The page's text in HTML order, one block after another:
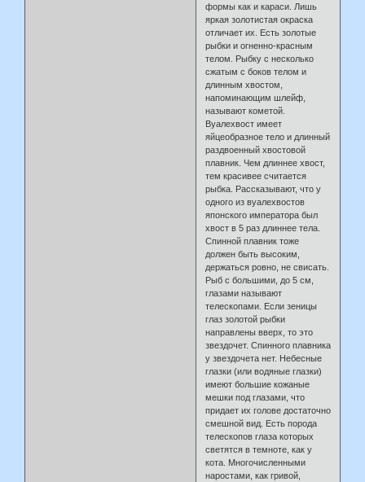
формы как и караси. Лишь
яркая золотистая окраска
отличает их. Есть золотые
рыбки и огненно-красным
телом. Рыбку с несколько
сжатым с боков телом и
длинным хвостом,
напоминающим шлейф,
называют кометой.
Вуалехвост имеет
яйцеобразное тело и длинный
раздвоенный хвостовой
плавник. Чем длиннее хвост,
тем красивее считается
рыбка. Рассказывают, что у
одного из вуалехвостов
японского императора был
хвост в 5 раз длиннее тела.
Спинной плавник тоже
должен быть высоким,
держаться ровно, не свисать.
Рыб с большими, до 5 см,
глазами называют
телескопами. Если зеницы
глаз золотой рыбки
направлены вверх, то это
звездочет. Спинного плавника
у звездочета нет. Небесные
глазки (или водяные глазки)
имеют большие кожаные
мешки под глазами, что
придает их голове достаточно
смешной вид. Есть порода
телескопов глаза которых
светятся в темноте, как у
кота. Многочисленными
наростами, как гривой,